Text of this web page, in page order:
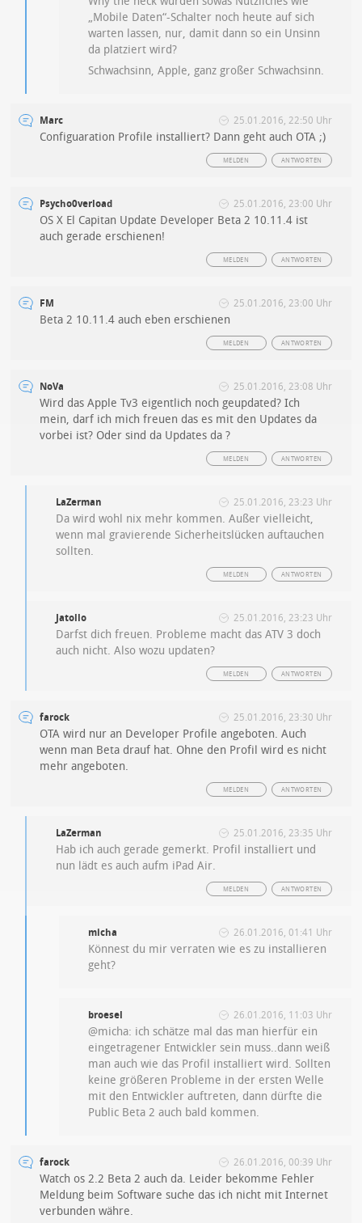
„Mobile Daten“-Schalter noch heute auf sich
warten lassen, nur, damit dann so ein Unsinn
da platziert wird?
Schwachsinn, Apple, ganz großer Schwachsinn.
Marc 25.01.2016, 22:50 Uhr
Configuaration Profile installiert? Dann geht auch OTA ;)
ANTWORTEN
MELDEN
Psycho0verload 25.01.2016, 23:00 Uhr
OS X El Capitan Update Developer Beta 2 10.11.4 ist
auch gerade erschienen!
ANTWORTEN
MELDEN
FM 25.01.2016, 23:00 Uhr
Beta 2 10.11.4 auch eben erschienen
ANTWORTEN
MELDEN
NoVa 25.01.2016, 23:08 Uhr
Wird das Apple Tv3 eigentlich noch geupdated? Ich
mein, darf ich mich freuen das es mit den Updates da
vorbei ist? Oder sind da Updates da ?
ANTWORTEN
MELDEN
LaZerman 25.01.2016, 23:23 Uhr
Da wird wohl nix mehr kommen. Außer vielleicht,
wenn mal gravierende Sicherheitslücken auftauchen
sollten.
ANTWORTEN
MELDEN
Jatollo 25.01.2016, 23:23 Uhr
Darfst dich freuen. Probleme macht das ATV 3 doch
auch nicht. Also wozu updaten?
ANTWORTEN
MELDEN
farock 25.01.2016, 23:30 Uhr
OTA wird nur an Developer Profile angeboten. Auch
wenn man Beta drauf hat. Ohne den Profil wird es nicht
mehr angeboten.
ANTWORTEN
MELDEN
LaZerman 25.01.2016, 23:35 Uhr
Hab ich auch gerade gemerkt. Profil installiert und
nun lädt es auch aufm iPad Air.
ANTWORTEN
MELDEN
micha 26.01.2016, 01:41 Uhr
Könnest du mir verraten wie es zu installieren
geht?
broesel 26.01.2016, 11:03 Uhr
@micha: ich schätze mal das man hierfür ein
eingetragener Entwickler sein muss..dann weiß
man auch wie das Profil installiert wird. Sollten
keine größeren Probleme in der ersten Welle
mit den Entwickler auftreten, dann dürfte die
Public Beta 2 auch bald kommen.
farock 26.01.2016, 00:39 Uhr
Watch os 2.2 Beta 2 auch da. Leider bekomme Fehler
Meldung beim Software suche das ich nicht mit Internet
verbunden währe.